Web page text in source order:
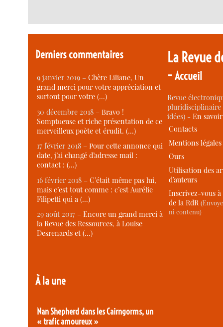
Derniers commentaires
9 janvier 2019 –Chère Liliane, Un
grand merci pour votre appréciation et
surtout pour votre (…)
30 décembre 2018 –Bravo !
Somptueuse et riche présentation de ce
merveilleux poète et érudit. (…)
17 février 2018 –Pour cette annonce qui
date, j’ai changé d’adresse mail :
contact : (…)
16 février 2018 –C’était même pas lui,
mais c’est tout comme : c’est Aurélie
Filipetti qui a (…)
29 août 2017 –Encore un grand merci à
la Revue des Ressources, à Louise
Desrenards et (…)
À la une
Nan Shepherd dans les Cairngorms, un
« trafic amoureux »
La Revue
-Accueil
Revue
idées) -En
Contacts
Mentions légales
Ours
Utilisation des
d’auteurs
Inscrivez-vous
de la RdR
ni contenu)